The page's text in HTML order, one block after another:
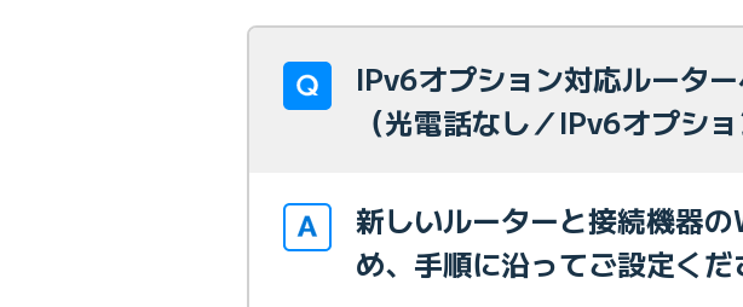
IPv6オプション対応ルータ
（光電話なし／IPv6オプシ
新しいルーターと接続機器
め、手順に沿ってご設定くだ